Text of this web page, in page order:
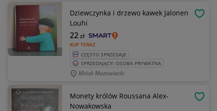
Dziewczynka i drzewo kawek Jalonen
Louhi
KUP TERAZ
22zł
CZĘSTO SPRZEDAJE
SPRZEDAJĄCY: OSOBA PRYWATNA
Mińsk Mazowiecki
Monety królów Roussana Alex-
Nowakowska